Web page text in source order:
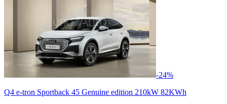
-24%
Q4 e-tron Sportback 45 Genuine edition 210kW 82KWh